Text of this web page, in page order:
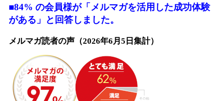
■84% の会員様が「メルマガを活用した成功体験
がある」と回答しました。
メルマガ読者の声（2026年6月5日集計）